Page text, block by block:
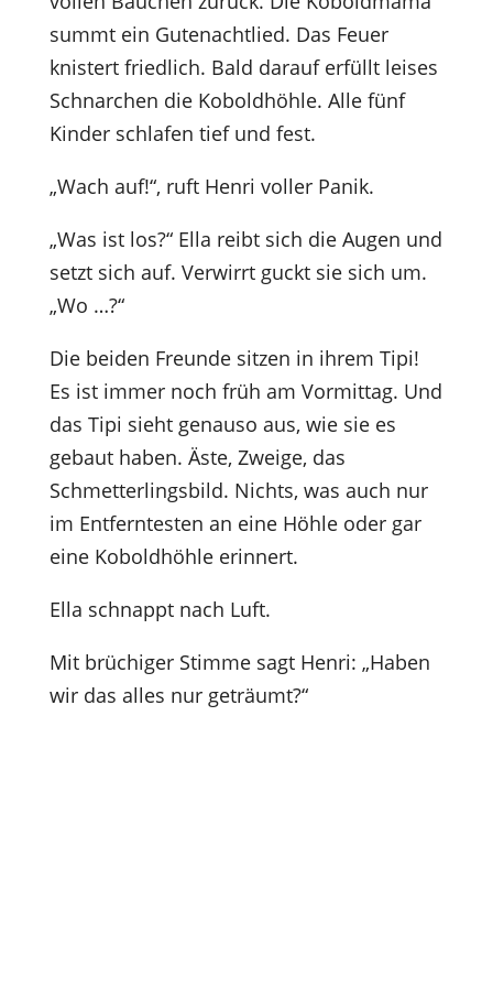
summt ein Gutenachtlied. Das Feuer
knistert friedlich. Bald darauf erfüllt leises
Schnarchen die Koboldhöhle. Alle fünf
Kinder schlafen tief und fest.
„Wach auf!“, ruft Henri voller Panik.
„Was ist los?“ Ella reibt sich die Augen und
setzt sich auf. Verwirrt guckt sie sich um.
„Wo …?“
Die beiden Freunde sitzen in ihrem Tipi!
Es ist immer noch früh am Vormittag. Und
das Tipi sieht genauso aus, wie sie es
gebaut haben. Äste, Zweige, das
Schmetterlingsbild. Nichts, was auch nur
im Entferntesten an eine Höhle oder gar
eine Koboldhöhle erinnert.
Ella schnappt nach Luft.
Mit brüchiger Stimme sagt Henri: „Haben
wir das alles nur geträumt?“